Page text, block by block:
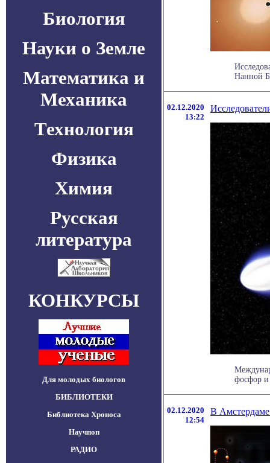
Биология
Науки о Земле
Математика и
Механика
Технология
Физика
Химия
Русская
литература
КОНКУРСЫ
Для молодых биологов
БИБЛИОТЕКИ
Библиотека Хроноса
Научпоп
РАДИО
Нанной
02.12.2020
13:22
фосфор и
02.12.2020
12:54
В Амстердаме